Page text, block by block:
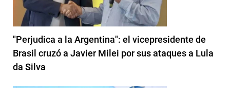
"Perjudica a la Argentina": el vicepresidente de
Brasil cruzó a Javier Milei por sus ataques a Lula
da Silva